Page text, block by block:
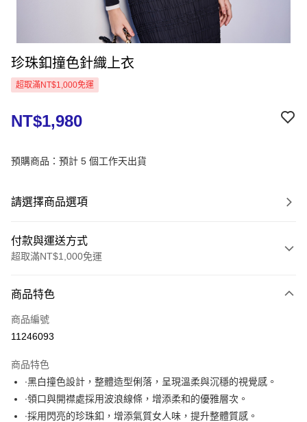
珍珠釦撞色針織上衣
超取滿NT$1,000免運
NT$1,980
預購商品：預計 5 個工作天出貨
請選擇商品選項
付款與運送方式
超取滿NT$1,000免運
信用卡一次付款
超商取貨付款
Apple Pay
悠遊付
商品特色
商品編號
11246093
商品特色
∙黑白撞色設計，整體造型俐落，呈現溫柔與沉穩的視覺感。
∙領口與開襟處採用波浪線條，增添柔和的優雅層次。
∙採用閃亮的珍珠釦，增添氣質女人味，提升整體質感。